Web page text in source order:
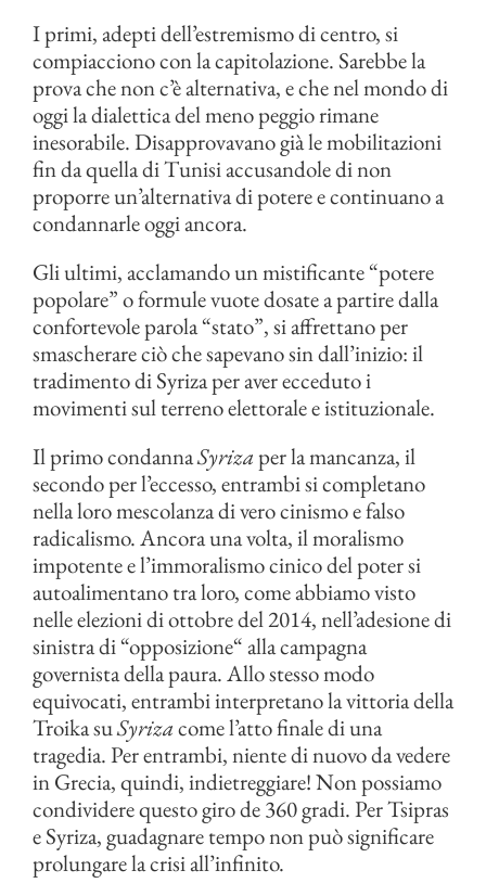
I primi, adepti dell’estremismo di centro, si
compiacciono con la capitolazione. Sarebbe la
prova che non c’è alternativa, e che nel mondo di
oggi la dialettica del meno peggio rimane
inesorabile. Disapprovavano già le mobilitazioni
fin da quella di Tunisi accusandole di non
proporre un’alternativa di potere e continuano a
condannarle oggi ancora.
Gli ultimi, acclamando un mistificante “potere
popolare” o formule vuote dosate a partire dalla
confortevole parola “stato”, si affrettano per
smascherare ciò che sapevano sin dall’inizio: il
tradimento di Syriza per aver ecceduto i
movimenti sul terreno elettorale e istituzionale.
Il primo condannaSyrizaper la mancanza, il
secondo per l’eccesso, entrambi si completano
nella loro mescolanza di vero cinismo e falso
radicalismo. Ancora una volta, il moralismo
impotente e l’immoralismo cinico del poter si
autoalimentano tra loro, come abbiamo visto
nelle elezioni di ottobre del 2014, nell’adesione di
sinistra di “opposizione“ alla campagna
governista della paura. Allo stesso modo
equivocati, entrambi interpretano la vittoria della
Troika suSyrizacome l’atto finale di una
tragedia. Per entrambi, niente di nuovo da vedere
in Grecia, quindi, indietreggiare! Non possiamo
condividere questo giro de 360 gradi. Per Tsipras
e Syriza, guadagnare tempo non può significare
prolungare la crisi all’infinito.